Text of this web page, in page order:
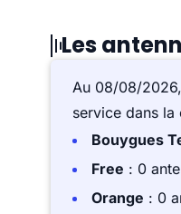
Les
Au 08/08/
service dans la
Bouygues
Free : 0
Orange : 0